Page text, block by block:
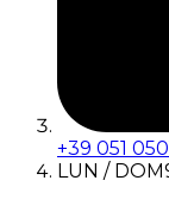
+39 051
LUN / DOM